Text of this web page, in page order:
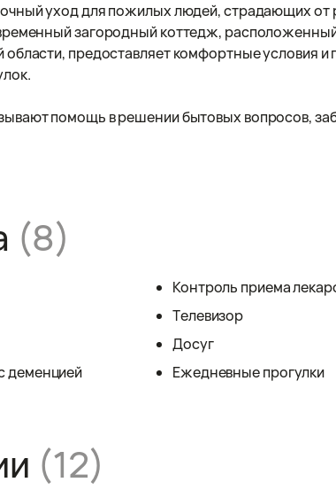
уход для пожилых людей, страдающих от
загородный коттедж,
области, предоставляет комфортные условия
помощь в решении бытовых вопросов,
(8)
деменцией
Контроль приема
Телевизор
Досуг
Ежедневные прогулки
(12)